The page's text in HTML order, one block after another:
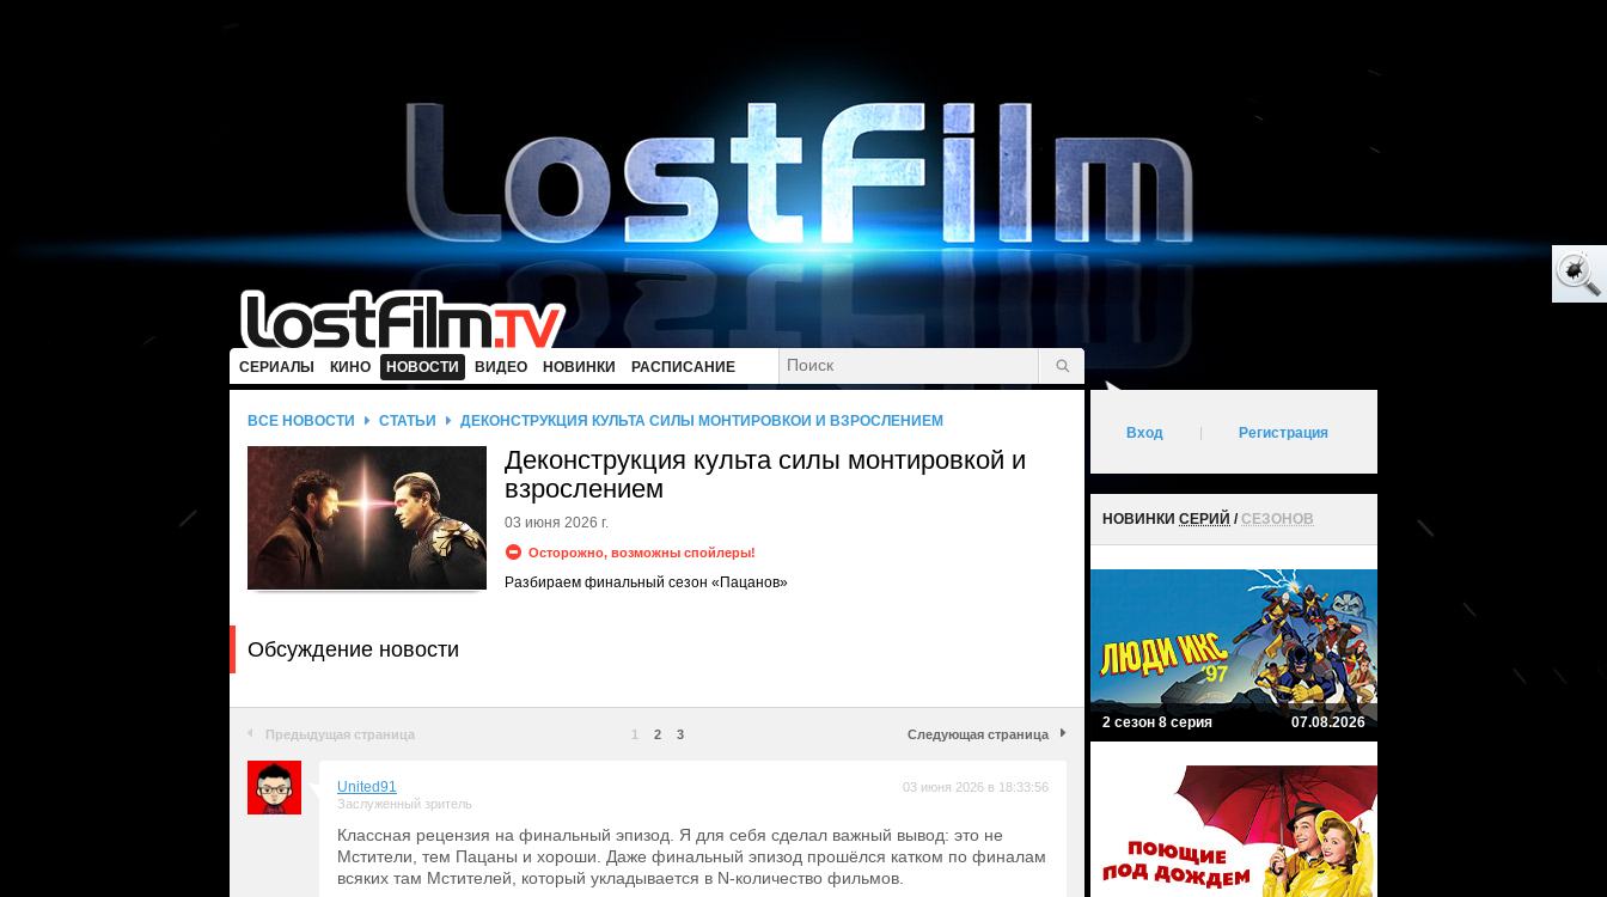
СЕРИАЛЫ КИНО НОВОСТИ ВИДЕО НОВИНКИ РАСПИСАНИЕ
ВСЕ НОВОСТИ СТАТЬИ ДЕКОНСТРУКЦИЯ КУЛЬТА СИЛЫ МОНТИРОВКОЙ И ВЗРОСЛЕНИЕМ
Деконструкция культа силы монтировкой и
взрослением
03 июня 2026 г.
Осторожно, возможны спойлеры!
Разбираем финальный сезон «Пацанов»
Обсуждение новости
Предыдущая страница 1 2 3 Следующая страница
United91
Заслуженный зритель
03 июня 2026 в 18:33:56
Классная рецензия на финальный эпизод. Я для себя сделал важный вывод: это не
Мстители, тем Пацаны и хороши. Даже финальный эпизод прошёлся катком по финалам
всяких там Мстителей, который укладывается в N-количество фильмов.
Вход Регистрация
НОВИНКИ СЕРИЙ /СЕЗОНОВ
2 сезон 8 серия 07.08.2026